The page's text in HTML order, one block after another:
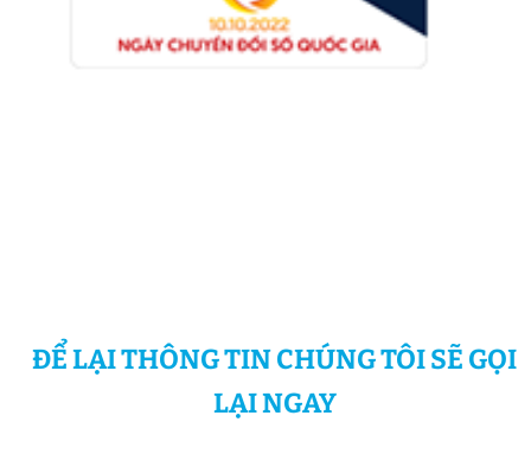
ĐỂ LẠI THÔNG TIN CHÚNG TÔI SẼ GỌI
LẠI NGAY